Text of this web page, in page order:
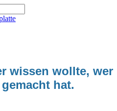
wissen wollte, wer
hat.